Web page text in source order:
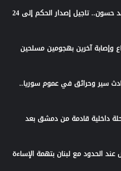
الجلسة الخامسة لمحاكمة احمد حسون.. تاجيل إصدار الحكم إلى 24
وإصابة آخرين بهجومين مسلحين
و21 مصابا في 18 حادث سير وحرائق في عموم سوريا..
داخلية قادمة من دمشق بعد
الحدود مع لبنان بتهمة الإساءة